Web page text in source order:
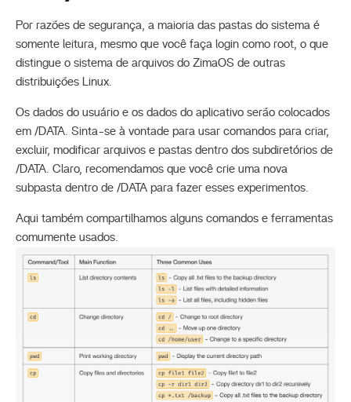
Por razões de segurança, a maioria das pastas do sistema é
somente leitura, mesmo que você faça login como root, o que
distingue o sistema de arquivos do ZimaOS de outras
distribuições Linux.
Os dados do usuário e os dados do aplicativo serão colocados
em /DATA. Sinta-se à vontade para usar comandos para criar,
excluir, modificar arquivos e pastas dentro dos subdiretórios de
/DATA. Claro, recomendamos que você crie uma nova
subpasta dentro de /DATA para fazer esses experimentos.
Aqui também compartilhamos alguns comandos e ferramentas
comumente usados.